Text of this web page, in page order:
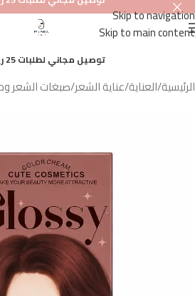
Skip to navigation
Skip to main content
توصيل مجاني لطلبات 25 ريال واكثر
الرئيسية/العناية/عناية الشعر/صبغات الشعر